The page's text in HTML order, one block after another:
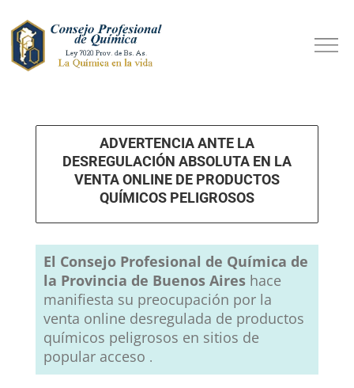
ADVERTENCIA ANTE LA
DESREGULACIÓN ABSOLUTA EN LA
VENTA ONLINE DE PRODUCTOS
QUÍMICOS PELIGROSOS
El Consejo Profesional de Química de
la Provincia de Buenos Aireshace
manifiesta su preocupación por la
venta online desregulada de productos
químicos peligrosos en sitios de
popular acceso .